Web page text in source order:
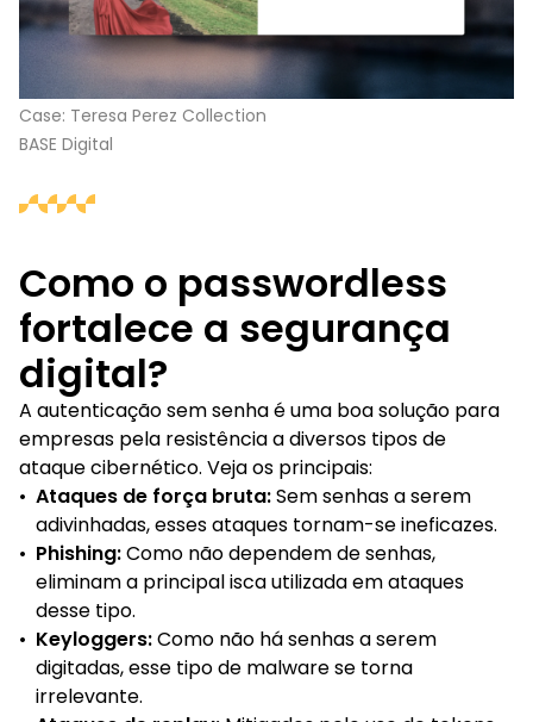
Case: Teresa Perez Collection
BASE Digital
Como o passwordless
fortalece a segurança
digital?
A autenticação sem senha é uma boa solução para
empresas pela resistência a diversos tipos de
ataque cibernético. Veja os principais:
• Ataques de força bruta:Sem senhas a serem
adivinhadas, esses ataques tornam-se ineficazes.
• Phishing:Como não dependem de senhas,
eliminam a principal isca utilizada em ataques
desse tipo.
• Keyloggers:Como não há senhas a serem
digitadas, esse tipo de malware se torna
irrelevante.